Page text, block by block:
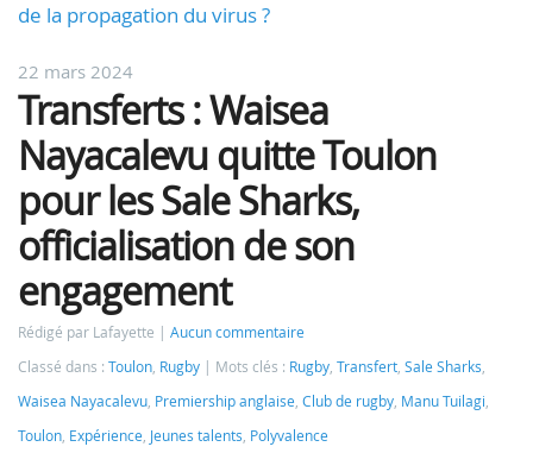
de la propagation du virus ?
22 mars 2024
Transferts : Waisea
Nayacalevu quitte Toulon
pour les Sale Sharks,
officialisation de son
engagement
Rédigé par Lafayette
Aucun commentaire
Classé dans : Toulon, Rugby Mots clés : Rugby, Transfert, Sale Sharks,
Waisea Nayacalevu, Premiership anglaise, Club de rugby, Manu Tuilagi,
Toulon, Expérience, Jeunes talents, Polyvalence